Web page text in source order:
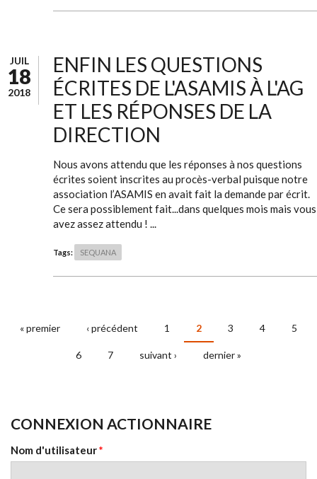
JUIL
18
2018
ENFIN LES QUESTIONS
ÉCRITES DE L'ASAMIS À L'AG
ET LES RÉPONSES DE LA
DIRECTION
Nous avons attendu que les réponses à nos questions
écrites soient inscrites au procès-verbal puisque notre
association l’ASAMIS en avait fait la demande par écrit.
Ce sera possiblement fait...dans quelques mois mais vous
avez assez attendu ! ...
Tags: SEQUANA
PAGES
« premier ‹ précédent 1 2 3 4 5
6 7 suivant › dernier »
CONNEXION ACTIONNAIRE
Nom d'utilisateur*